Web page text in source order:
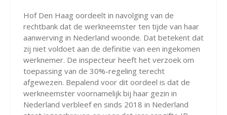
Hof Den Haag oordeelt in navolging van de
rechtbank dat de werkneemster ten tijde van haar
aanwerving in Nederland woonde. Dat betekent dat
zij niet voldoet aan de definitie van een ingekomen
werknemer. De inspecteur heeft het verzoek om
toepassing van de 30%-regeling terecht
afgewezen. Bepalend voor dit oordeel is dat de
werkneemster voornamelijk bij haar gezin in
Nederland verbleef en sinds 2018 in Nederland